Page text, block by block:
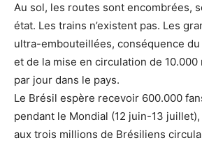
Au sol, les routes sont encombrées,
état. Les trains n’existent pas. Les
ultra-embouteillées, conséquence
et de la mise en circulation de
par jour dans le pays.
Le Brésil espère recevoir 600.000
pendant le Mondial (12 juin-13
aux trois millions de Brésiliens